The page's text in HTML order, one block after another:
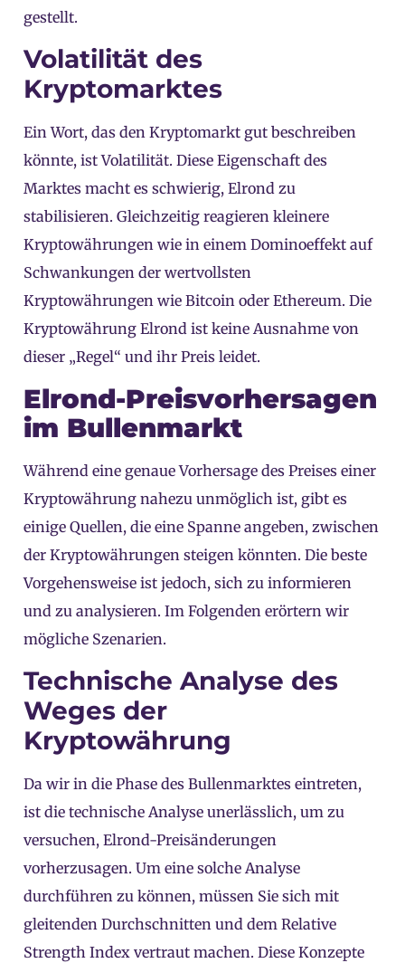
gestellt.
Volatilität des
Kryptomarktes
Ein Wort, das den Kryptomarkt gut beschreiben
könnte, ist Volatilität. Diese Eigenschaft des
Marktes macht es schwierig, Elrond zu
stabilisieren. Gleichzeitig reagieren kleinere
Kryptowährungen wie in einem Dominoeffekt auf
Schwankungen der wertvollsten
Kryptowährungen wie Bitcoin oder Ethereum. Die
Kryptowährung Elrond ist keine Ausnahme von
dieser „Regel“ und ihr Preis leidet.
Elrond-Preisvorhersagen
im Bullenmarkt
Während eine genaue Vorhersage des Preises einer
Kryptowährung nahezu unmöglich ist, gibt es
einige Quellen, die eine Spanne angeben, zwischen
der Kryptowährungen steigen könnten. Die beste
Vorgehensweise ist jedoch, sich zu informieren
und zu analysieren. Im Folgenden erörtern wir
mögliche Szenarien.
Technische Analyse des
Weges der
Kryptowährung
Da wir in die Phase des Bullenmarktes eintreten,
ist die technische Analyse unerlässlich, um zu
versuchen, Elrond-Preisänderungen
vorherzusagen. Um eine solche Analyse
durchführen zu können, müssen Sie sich mit
gleitenden Durchschnitten und dem Relative
Strength Index vertraut machen. Diese Konzepte